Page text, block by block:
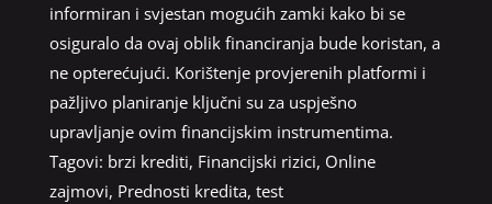
informiran i svjestan mogućih zamki kako bi se
osiguralo da ovaj oblik financiranja bude koristan, a
ne opterećujući. Korištenje provjerenih platformi i
pažljivo planiranje ključni su za uspješno
upravljanje ovim financijskim instrumentima.
Tagovi: brzi krediti, Financijski rizici, Online
zajmovi, Prednosti kredita, test